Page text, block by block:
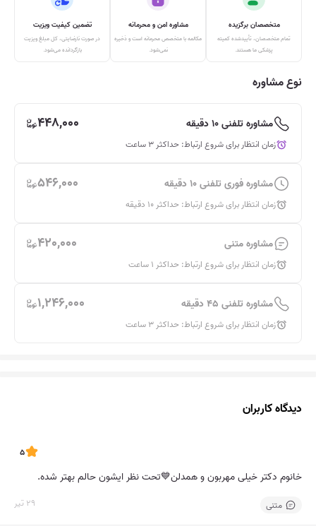
تضمین کیفیت ویزیت
در صورت نارضایتی، کل مبلغ ویزیت
بازگردانده می‌شود.
مشاوره امن و محرمانه
مکالمه‌ با متخصص محرمانه است و ذخیره
نمی‌شود.
متخصصان برگزیده
تمام متخصصان، تأییدشده‌ کمیته
پزشکی ما هستند.
نوع مشاوره
مشاوره تلفنی 10 دقیقه 448,000
زمان انتظار برای شروع ارتباط: حداکثر 3 ساعت
مشاوره فوری تلفنی 10 دقیقه 546,000
زمان انتظار برای شروع ارتباط: حداکثر 10 دقیقه
مشاوره متنی 420,000
زمان انتظار برای شروع ارتباط: حداکثر 1 ساعت
مشاوره تلفنی 45 دقیقه 1,246,000
زمان انتظار برای شروع ارتباط: حداکثر 3 ساعت
دیدگاه‌ کاربران
5
خانوم دکتر خیلی مهربون و همدلن💙تحت نظر ایشون حالم بهتر شده.
متنی 29 تیر